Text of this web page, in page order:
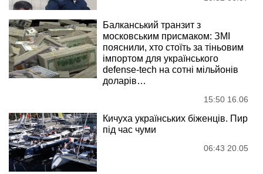
Балканський транзит з
московським присмаком: ЗМІ
пояснили, хто стоїть за тіньовим
імпортом для українського
defense-tech на сотні мільйонів
доларів…
15:50 16.06
Кичуха українських біженців. Пир
під час чуми
06:43 20.05